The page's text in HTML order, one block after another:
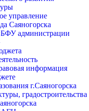
управление
Саяногорска
администрации
информация
г.Саяногорска
градостроительства